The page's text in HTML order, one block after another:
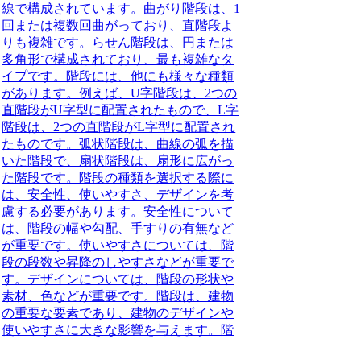
線で構成されています。曲がり階段は、1
回または複数回曲がっており、直階段よ
りも複雑です。らせん階段は、円または
多角形で構成されており、最も複雑なタ
イプです。階段には、他にも様々な種類
があります。例えば、U字階段は、2つの
直階段がU字型に配置されたもので、L字
階段は、2つの直階段がL字型に配置され
たものです。弧状階段は、曲線の弧を描
いた階段で、扇状階段は、扇形に広がっ
た階段です。階段の種類を選択する際に
は、安全性、使いやすさ、デザインを考
慮する必要があります。安全性について
は、階段の幅や勾配、手すりの有無など
が重要です。使いやすさについては、階
段の段数や昇降のしやすさなどが重要で
す。デザインについては、階段の形状や
素材、色などが重要です。階段は、建物
の重要な要素であり、建物のデザインや
使いやすさに大きな影響を与えます。階